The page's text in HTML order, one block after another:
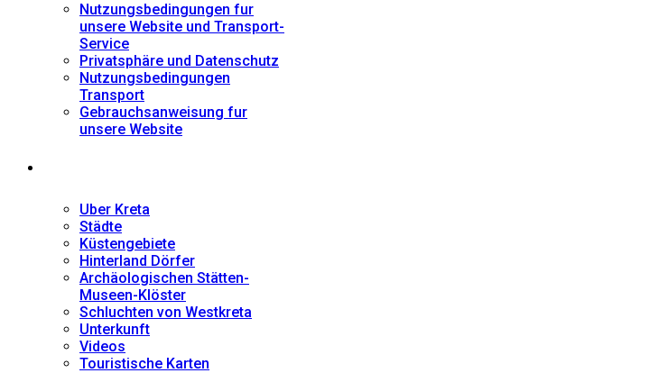
Nutzungsbedingungen fur
unsere Website und Transport-
Service
Privatsphäre und Datenschutz
Nutzungsbedingungen
Transport
Gebrauchsanweisung fur
unsere Website
Uber Kreta
Städte
Küstengebiete
Hinterland Dörfer
Archäologischen Stätten-
Museen-Klöster
Schluchten von Westkreta
Unterkunft
Videos
Touristische Karten